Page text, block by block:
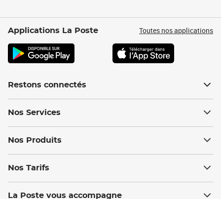
Applications La Poste Toutes nos applications
Restons connectés
Nos Services
Nos Produits
Nos Tarifs
La Poste vous accompagne